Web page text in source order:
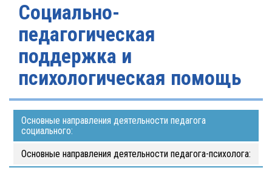
Социально-
педагогическая
поддержка и
психологическая помощь
Основные направления деятельности педагога
социального:
Основные направления деятельности педагога-психолога: